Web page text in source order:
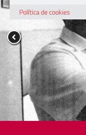
Política de cookies